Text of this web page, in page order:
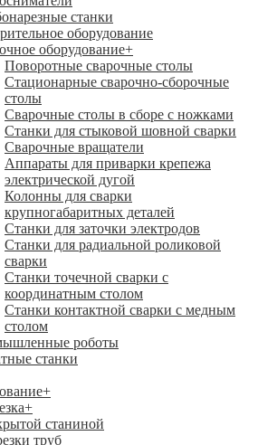
станки
оборудование
оборудование+
Поворотные сварочные столы
Стационарные сварочно-сборочные
столы
Сварочные столы в сборе с ножками
Станки для стыковой шовной сварки
Сварочные вращатели
Аппараты для приварки крепежа
электрической дугой
Колонны для сварки
крупногабаритных деталей
Станки для заточки электродов
Станки для радиальной роликовой
сварки
Станки точечной сварки с
координатным столом
Станки контактной сварки с медным
столом
роботы
станки
+
+
станиной
труб